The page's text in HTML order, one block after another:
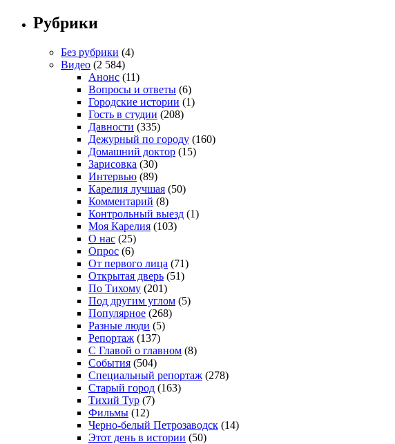
Рубрики
Без рубрики (4)
Видео (2 584)
Анонс (11)
Вопросы и ответы (6)
Городские истории (1)
Гость в студии (208)
Давности (335)
Дежурный по городу (160)
Домашний доктор (15)
Зарисовка (30)
Интервью (89)
Карелия лучшая (50)
Комментарий (8)
Контрольный выезд (1)
Моя Карелия (103)
О нас (25)
Опрос (6)
От первого лица (71)
Открытая дверь (51)
По Тихому (201)
Под другим углом (5)
Популярное (268)
Разные люди (5)
Репортаж (137)
С Главой о главном (8)
События (504)
Специальный репортаж (278)
Старый город (163)
Тихий Тур (7)
Фильмы (12)
Черно-белый Петрозаводск (14)
Этот день в истории (50)